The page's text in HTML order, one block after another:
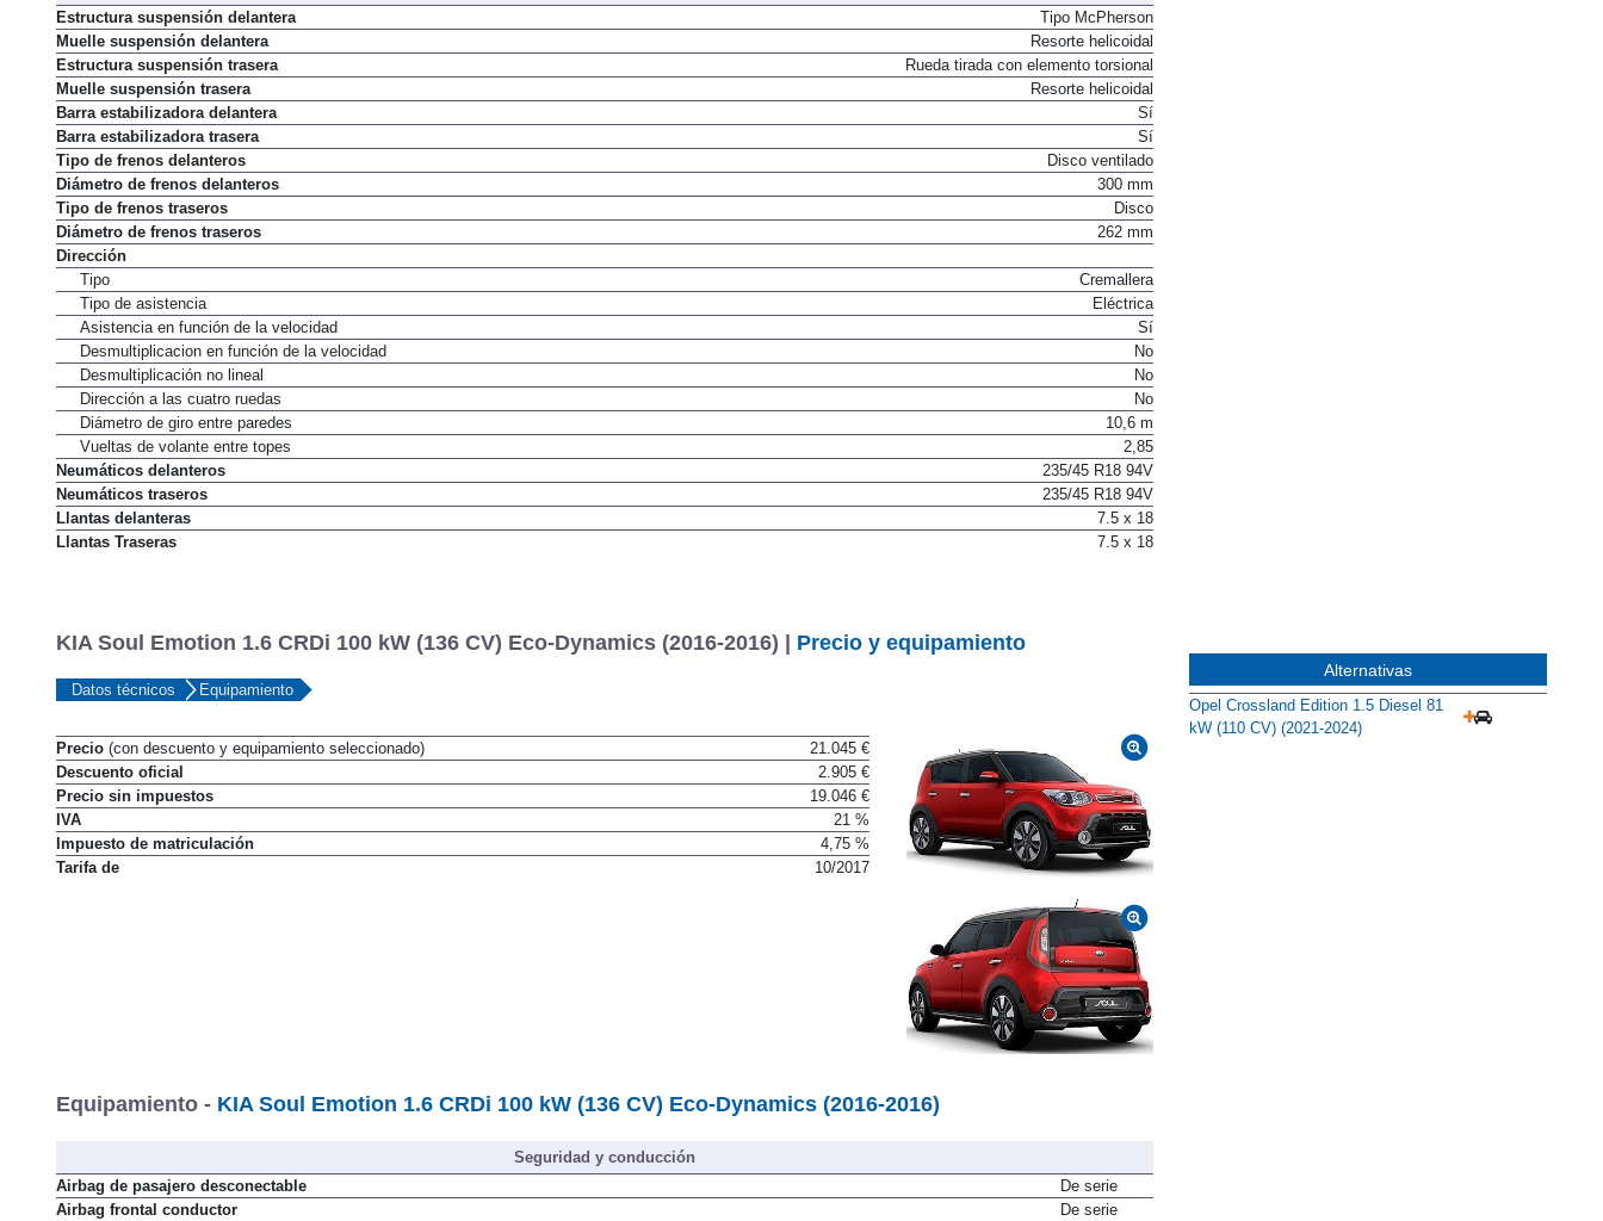
Estructura suspensión delantera
Tipo McPherson
Muelle suspensión delantera
Resorte helicoidal
Estructura suspensión trasera
Rueda tirada con elemento torsional
Muelle suspensión trasera
Resorte helicoidal
Barra estabilizadora delantera
Sí
Barra estabilizadora trasera
Sí
Tipo de frenos delanteros
Disco ventilado
Diámetro de frenos delanteros
300 mm
Tipo de frenos traseros
Disco
Diámetro de frenos traseros
262 mm
Dirección
Tipo
Cremallera
Tipo de asistencia
Eléctrica
Asistencia en función de la velocidad
Sí
Desmultiplicacion en función de la velocidad
No
Desmultiplicación no lineal
No
Dirección a las cuatro ruedas
No
Diámetro de giro entre paredes
10,6 m
Vueltas de volante entre topes
2,85
Neumáticos delanteros
235/45 R18 94V
Neumáticos traseros
235/45 R18 94V
Llantas delanteras
7.5 x 18
Llantas Traseras
7.5 x 18
KIA Soul Emotion 1.6 CRDi 100 kW (136 CV) Eco-Dynamics (2016-2016) | Precio y equipamiento
Datos técnicos Equipamiento
Precio (con descuento y equipamiento seleccionado)
21.045 €
Descuento oficial
2.905 €
Precio sin impuestos
19.046 €
IVA
21 %
Impuesto de matriculación
4,75 %
Tarifa de
10/2017
Equipamiento - KIA Soul Emotion 1.6 CRDi 100 kW (136 CV) Eco-Dynamics (2016-2016)
Seguridad y conducción
Airbag de pasajero desconectable
De serie
Airbag frontal conductor
De serie
Alternativas
Opel Crossland Edition 1.5 Diesel 81
kW (110 CV) (2021-2024)